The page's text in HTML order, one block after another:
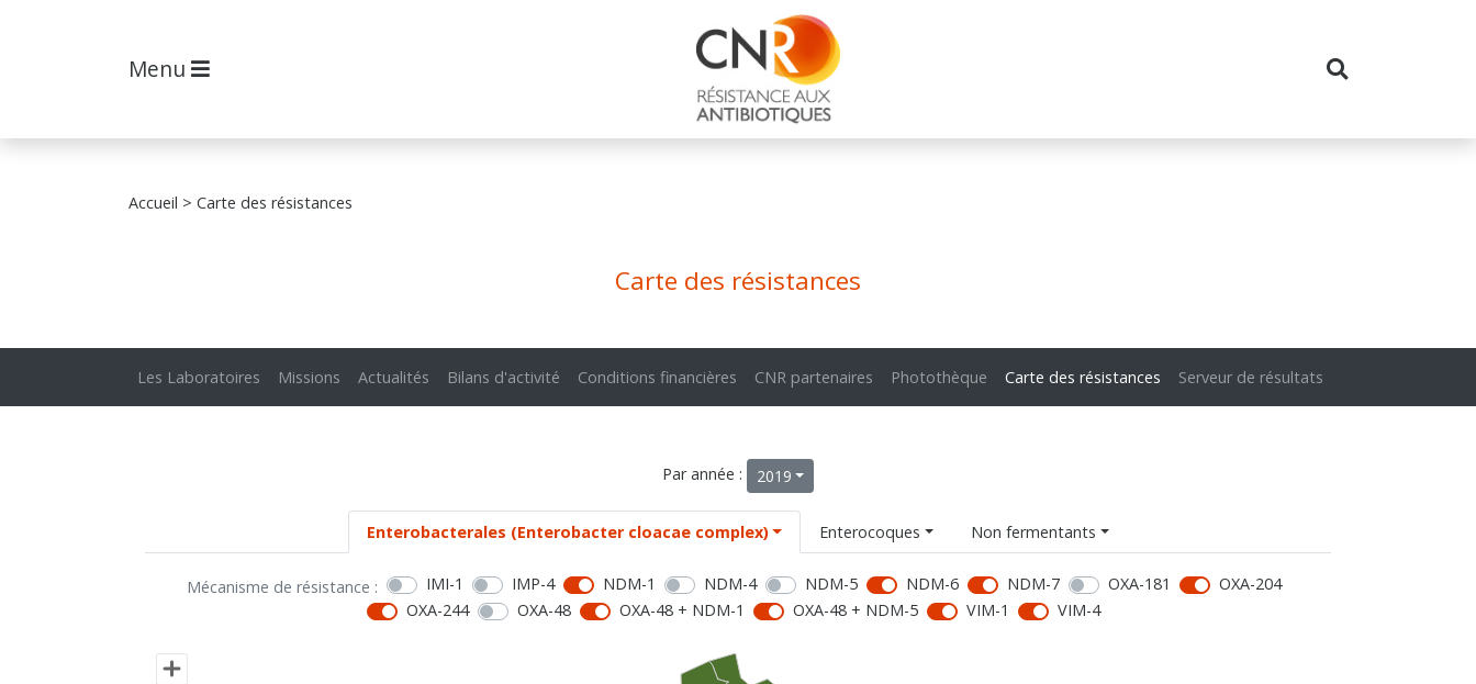
Menu
Accueil > Carte des résistances
Carte des résistances
Les Laboratoires Missions Actualités Bilans d'activité Conditions financières CNR partenaires Photothèque Carte des résistances Serveur de résultats
Par année : 2019
Enterobacterales (Enterobacter cloacae complex) Enterocoques Non fermentants
Mécanisme de résistance : IMI-1 IMP-4 NDM-1 NDM-4 NDM-5 NDM-6 NDM-7 OXA-181
OXA-204
OXA-244
OXA-48 OXA-48 + NDM-1 OXA-48 + NDM-5 VIM-1 VIM-4